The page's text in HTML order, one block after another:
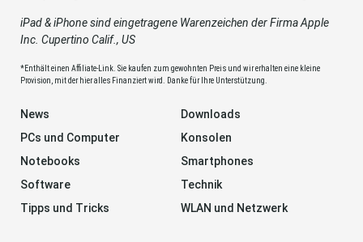
iPad & iPhone sind eingetragene Warenzeichen der Firma Apple
Inc. Cupertino Calif., US
*Enthält einen Affiliate-Link. Sie kaufen zum gewohnten Preis und wir erhalten eine kleine
Provision, mit der hier alles Finanziert wird. Danke für Ihre Unterstützung.
News
Downloads
PCs und Computer
Konsolen
Notebooks
Smartphones
Software
Technik
Tipps und Tricks
WLAN und Netzwerk